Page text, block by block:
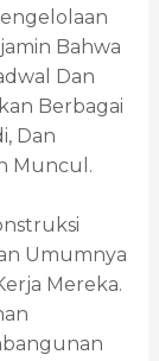
Bahwa
Dan
Berbagai
Dan
Muncul.
Umumnya
Mereka.